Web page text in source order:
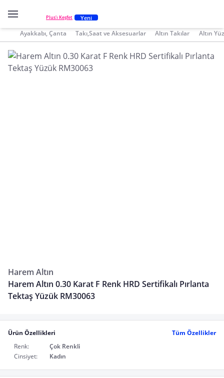
Plus'ı Keşfet Yeni
Ayakkabı, Çanta Takı,Saat ve Aksesuarlar Altın Takılar Altın
Harem Altın
Harem Altın 0.30 Karat F Renk HRD Sertifikalı Pırlanta
Tektaş Yüzük RM30063
Ürün Özellikleri
Tüm Özellikler
Renk:
Çok Renkli
Cinsiyet:
Kadın